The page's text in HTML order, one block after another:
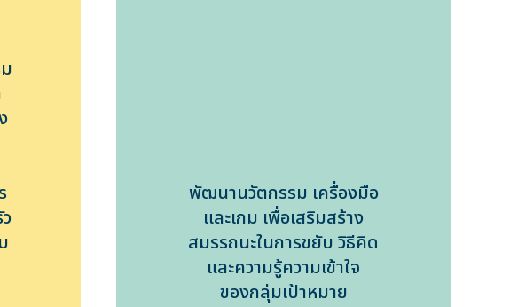
พัฒนานวัตกรรม เครื่องมือ
และเกม เพื่อเสริมสร้าง
สมรรถนะในการขยับ วิธีคิด
และความรู้ความเข้าใจ
ของกลุ่มเป้าหมาย